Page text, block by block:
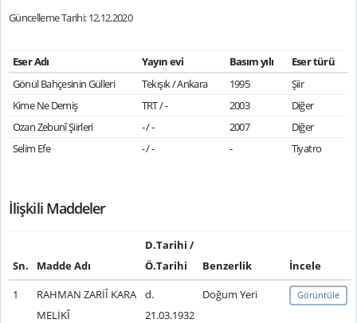
Güncelleme Tarihi: 12.12.2020
Eser Adı Yayın evi Basım yılı
Eser türü
Gönül Bahçesinin Gülleri
Tekışık / Ankara 1995
Şiir
Kime Ne Demiş
TRT / - 2003
Diğer
Ozan Zebunî Şiirleri
- / - 2007
Diğer
Selim Efe
- / - - Tiyatro
İlişkili Maddeler
Sn. Madde Adı
D.Tarihi /
Ö.Tarihi
Benzerlik
İncele
1
RAHMAN ZARİÎ KARA
MELİKÎ
d.
21.03.1932
Doğum Yeri Görüntüle